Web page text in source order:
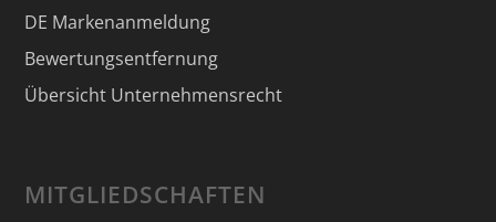
DE Markenanmeldung
Bewertungsentfernung
Übersicht Unternehmensrecht
MITGLIEDSCHAFTEN